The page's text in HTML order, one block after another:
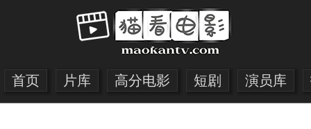
首页 片库 高分电影 短剧 演员库